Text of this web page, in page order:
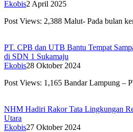
Ekobis2 April 2025
Post Views: 2,388 Malut- Pada bulan
PT. CPB dan UTB Bantu Tempat
di SDN 1 Sukamaju
Ekobis28 Oktober 2024
Post Views: 1,165 Bandar Lampung –
NHM Hadiri Rakor Tata Lingkungan
Utara
Ekobis27 Oktober 2024